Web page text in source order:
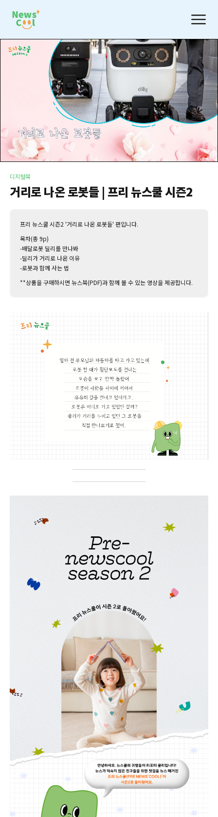
디지털북
거리로 나온 로봇들 | 프리 뉴스쿨 시즌2
프리 뉴스쿨 시즌2 '거리로 나온 로봇들' 편입니다.
목차(총 9p)
-배달로봇 딜리를 만나봐
-딜리가 거리로 나온 이유
-로봇과 함께 사는 법
**상품을 구매하시면 뉴스북(PDF)과 함께 볼 수 있는 영상을 제공합니다.